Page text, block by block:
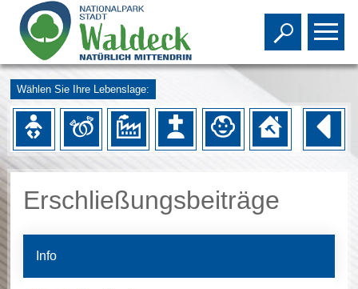
Toggle
Wählen Sie Ihre Lebenslage:
Erschließungsbeiträge
Info